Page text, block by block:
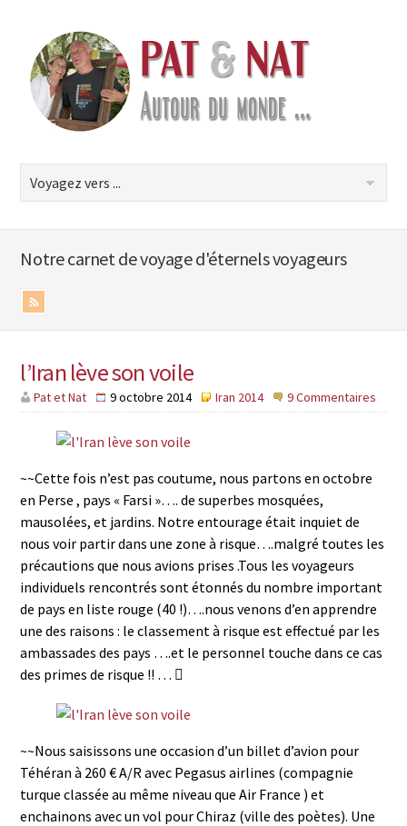
Notre carnet de voyage d'éternels voyageurs
l’Iran lève son voile
Pat et Nat 9 octobre 2014 Iran 2014 9 Commentaires
~~Cette fois n’est pas coutume, nous partons en octobre
en Perse , pays « Farsi »…. de superbes mosquées,
mausolées, et jardins. Notre entourage était inquiet de
nous voir partir dans une zone à risque….malgré toutes les
précautions que nous avions prises .Tous les voyageurs
individuels rencontrés sont étonnés du nombre important
de pays en liste rouge (40 !)….nous venons d’en apprendre
une des raisons : le classement à risque est effectué par les
ambassades des pays ….et le personnel touche dans ce cas
des primes de risque !! … 
~~Nous saisissons une occasion d’un billet d’avion pour
Téhéran à 260 € A/R avec Pegasus airlines (compagnie
turque classée au même niveau que Air France ) et
enchainons avec un vol pour Chiraz (ville des poètes). Une